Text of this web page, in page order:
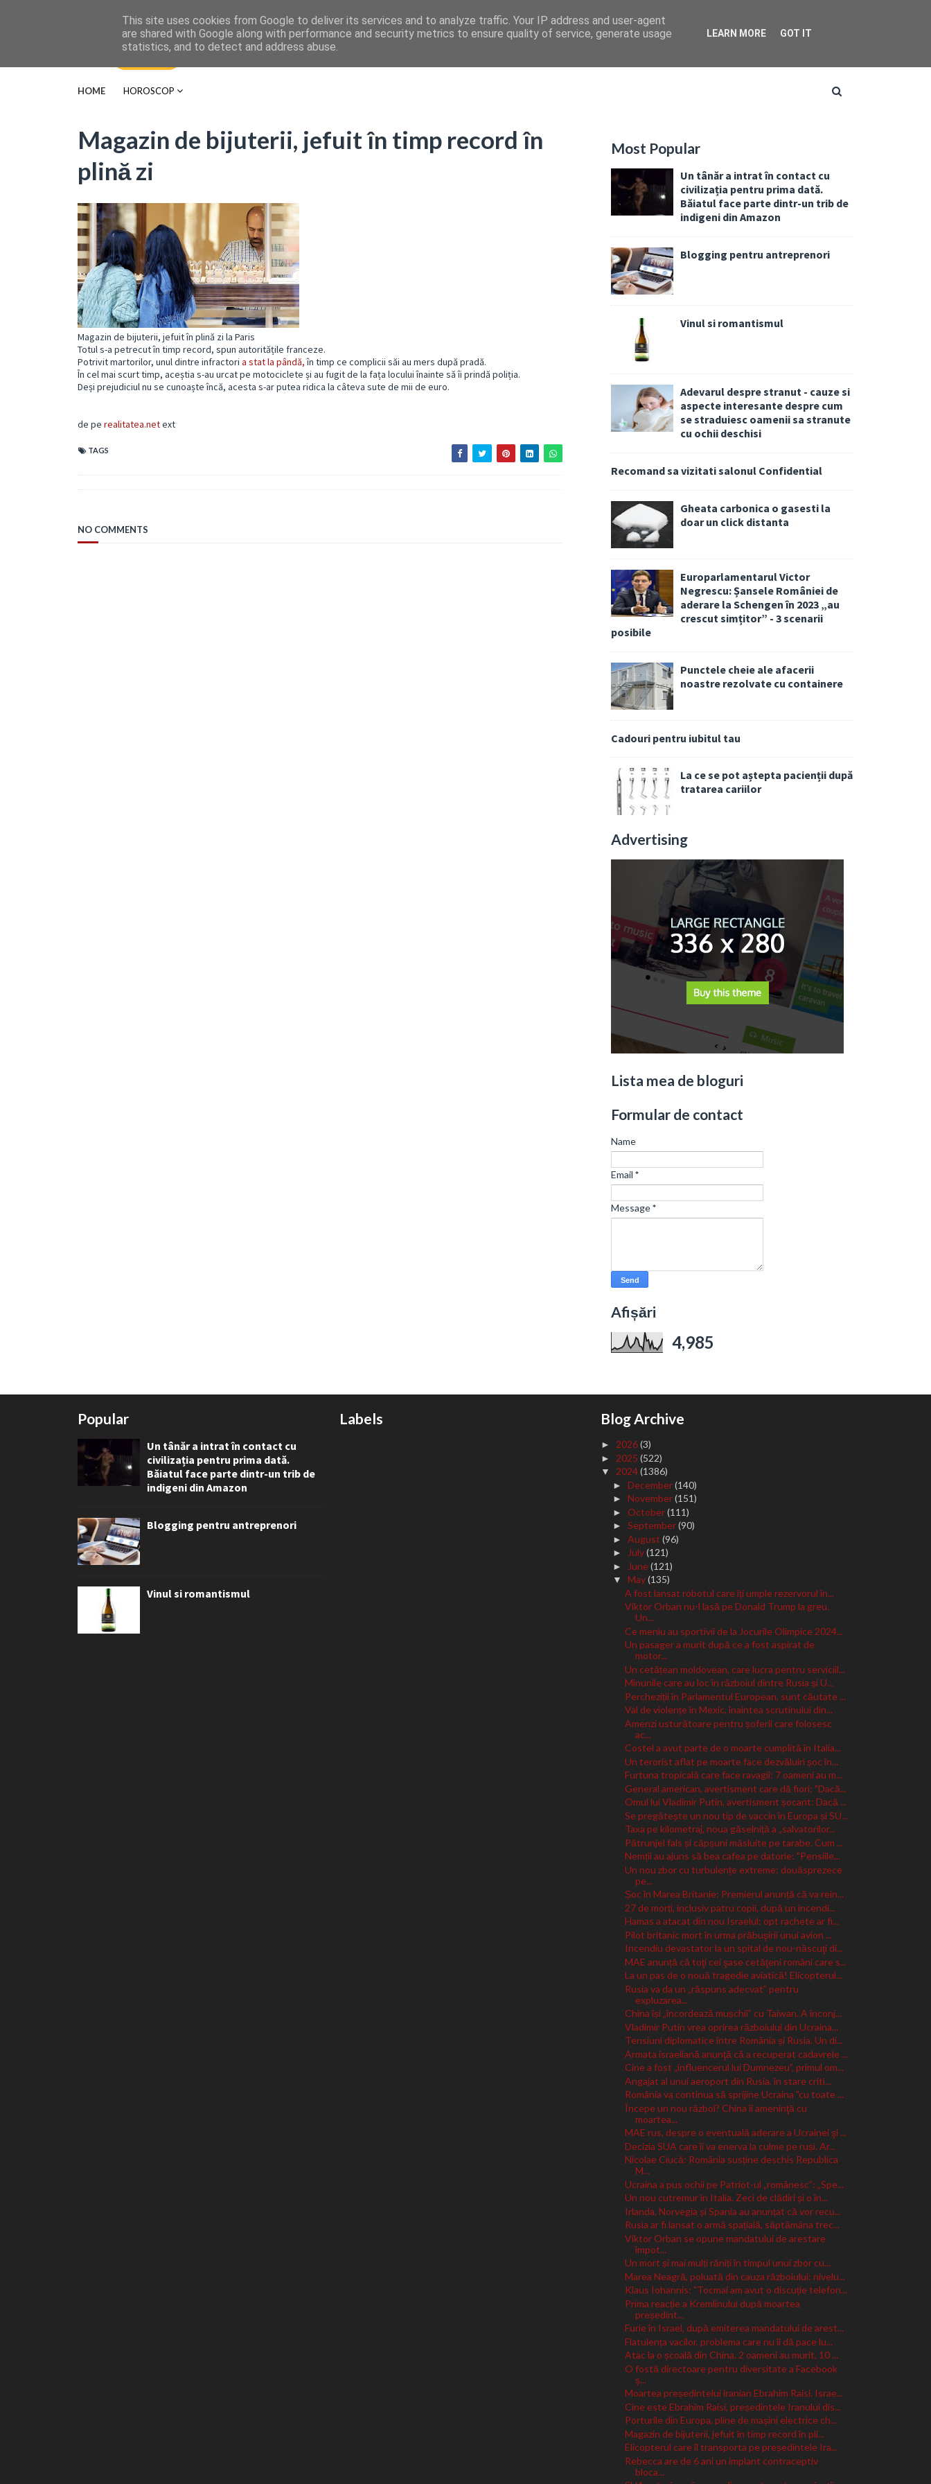
HOME HOROSCOP
Magazin de bijuterii, jefuit în timp record în
plină zi
Magazin de bijuterii, jefuit în plină zi la Paris
Totul s-a petrecut în timp record, spun autoritățile franceze.
Potrivit martorilor, unul dintre infractori a stat la pândă,în timp ce complicii săi au mers după pradă.
În cel mai scurt timp, aceștia s-au urcat pe motociclete și au fugit de la fața locului înainte să îi prindă poliția.
Deși prejudiciul nu se cunoaște încă, acesta s-ar putea ridica la câteva sute de mii de euro.
de pe realitatea.netext
TAGS
NO COMMENTS
Most Popular
Un tânăr a intrat în contact cu
civilizația pentru prima dată.
Băiatul face parte dintr-un trib de
indigeni din Amazon
Blogging pentru antreprenori
Vinul si romantismul
Adevarul despre stranut - cauze si
aspecte interesante despre cum
se straduiesc oamenii sa stranute
cu ochii deschisi
Recomand sa vizitati salonul Confidential
Gheata carbonica o gasesti la
doar un click distanta
Europarlamentarul Victor
Negrescu: Șansele României de
aderare la Schengen în 2023 „au
crescut simțitor” - 3 scenarii
posibile
Punctele cheie ale afacerii
noastre rezolvate cu containere
Cadouri pentru iubitul tau
La ce se pot aștepta pacienții după
tratarea cariilor
Advertising
Lista mea de bloguri
Formular de contact
Name
Email *
Message*
Afișări
4,985
Popular
Un tânăr a intrat în contact cu
civilizația pentru prima dată.
Băiatul face parte dintr-un trib de
indigeni din Amazon
Blogging pentru antreprenori
Vinul si romantismul
Labels Blog Archive
►2026(3)
► 2025(522)
▼2024(1386)
►December(140)
►November(151)
►October(111)
►September(90)
►August(96)
►July(121)
► June(121)
▼May(135)
A fost lansat robotul care îți umple rezervorul în...
Viktor Orban nu-l lasă pe Donald Trump la greu.
Un...
Ce meniu au sportivii de la Jocurile Olimpice 2024...
Un pasager a murit după ce a fost aspirat de
motor...
Un cetățean moldovean, care lucra pentru serviciil...
Minunile care au loc în războiul dintre Rusia și U...
Percheziții în Parlamentul European, sunt căutate ...
Val de violențe în Mexic, înaintea scrutinului din...
Amenzi usturătoare pentru șoferii care folosesc
ac...
Costel a avut parte de o moarte cumplită în Italia...
Un terorist aflat pe moarte face dezvăluiri șoc în...
Furtuna tropicală care face ravagii: 7 oameni au m...
General american, avertisment care dă fiori: "Dacă...
Omul lui Vladimir Putin, avertisment șocant: Dacă ...
Se pregătește un nou tip de vaccin în Europa și SU...
Taxa pe kilometraj, noua găselniță a „salvatorilor...
Pătrunjel fals și căpșuni măsluite pe tarabe. Cum ...
Nemții au ajuns să bea cafea pe datorie: "Pensiile...
Un nou zbor cu turbulențe extreme: douăsprezece
pe...
Șoc în Marea Britanie: Premierul anunță că va rein...
27 de morți, inclusiv patru copii, după un incendi...
Hamas a atacat din nou Israelul: opt rachete ar fi...
Pilot britanic mort în urma prăbuşirii unui avion ...
Incendiu devastator la un spital de nou-născuţi di...
MAE anunță că toţi cei şase cetăţeni români care s...
La un pas de o nouă tragedie aviatică! Elicopterul...
Rusia va da un „răspuns adecvat” pentru
expluzarea...
China își „încordează mușchii” cu Taiwan. A înconj...
Vladimir Putin vrea oprirea războiului din Ucraina...
Tensiuni diplomatice între România și Rusia. Un di...
Armata israeliană anunţă că a recuperat cadavrele ...
Cine a fost „influencerul lui Dumnezeu”, primul om...
Angajat al unui aeroport din Rusia, în stare criti...
România va continua să sprijine Ucraina "cu toate ...
Începe un nou război? China îi ameninţă cu
moartea...
MAE rus, despre o eventuală aderare a Ucrainei şi ...
Decizia SUA care îi va enerva la culme pe ruși. Ar...
Nicolae Ciucă: România susține deschis Republica
M...
Ucraina a pus ochii pe Patriot-ul „românesc”: „Spe...
Un nou cutremur în Italia. Zeci de clădiri și o în...
Irlanda, Norvegia și Spania au anunțat că vor recu...
Rusia ar fi lansat o armă spațială, săptămâna trec...
Viktor Orban se opune mandatului de arestare
împot...
Un mort și mai mulți răniți în timpul unui zbor cu...
Marea Neagră, poluată din cauza războiului: nivelu...
Klaus Iohannis: "Tocmai am avut o discuție telefon...
Prima reacție a Kremlinului după moartea
președint...
Furie în Israel, după emiterea mandatului de arest...
Flatulența vacilor, problema care nu îi dă pace lu...
Atac la o școală din China. 2 oameni au murit, 10 ...
O fostă directoare pentru diversitate a Facebook
ș...
Moartea președintelui iranian Ebrahim Raisi. Israe...
Cine este Ebrahim Raisi, președintele Iranului dis...
Porturile din Europa, pline de mașini electrice ch...
Magazin de bijuterii, jefuit în timp record în pli...
Elicopterul care îl transporta pe președintele Ira...
Rebecca are de 6 ani un implant contraceptiv
bloca...
This site uses cookies from Google to deliver its services and to analyze traffic. Your IP address and user-agent
are shared with Google along with performance and security metrics to ensure quality of service, generate usage
statistics, and to detect and address abuse.
LEARN MORE GOT IT